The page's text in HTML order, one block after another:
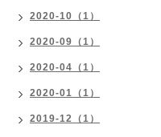
2020-10（1）
2020-09（1）
2020-04（1）
2020-01（1）
2019-12（1）